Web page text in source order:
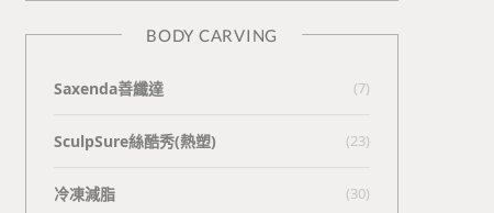
BODY CARVING
Saxenda善纖達 (7)
SculpSure絲酷秀(熱塑) (23)
冷凍減脂 (30)